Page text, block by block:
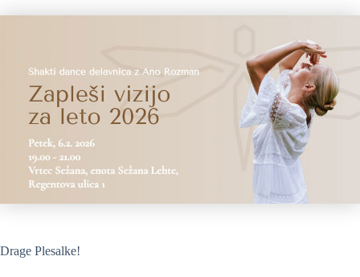
Drage Plesalke!